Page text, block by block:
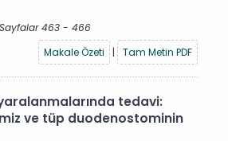
Sayfalar 463 - 466
Makale Özeti
| Tam Metin PDF
tedavi:
ve tüp duodenostominin